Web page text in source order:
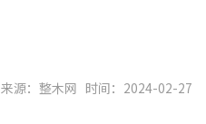
来源：整木网 时间：2024-02-27